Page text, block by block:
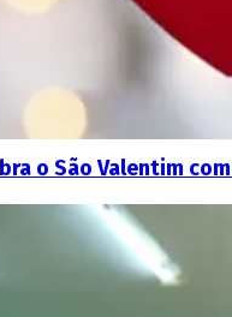
o São Valentim